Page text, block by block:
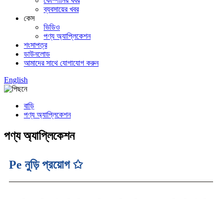
ব্যবসায়ের খবর
কেস
ভিডিও
পণ্য অ্যাপ্লিকেশন
শংসাপত্র
ডাউনলোড
আমাদের সাথে যোগাযোগ করুন
English
বাড়ি
পণ্য অ্যাপ্লিকেশন
পণ্য অ্যাপ্লিকেশন
Pe নুড়ি প্রয়োগ ✩